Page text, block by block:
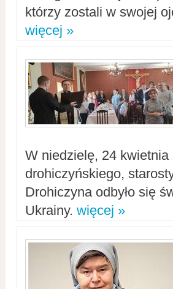
którzy zostali w swojej
więcej »
W niedzielę, 24
drohiczyńskiego,
Drohiczyna odbyło się
Ukrainy. więcej »